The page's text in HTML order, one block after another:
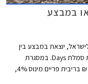
במבצע
יוצאת במבצע בין
התאריכים 25.11.2022-02.12.2022 תחת הכותרת סמלת Days. במסגרת
המבצע מוצעת לרוכשים הלוואה של עד 100,000 ₪ בריבית פריים מינוס 4%,